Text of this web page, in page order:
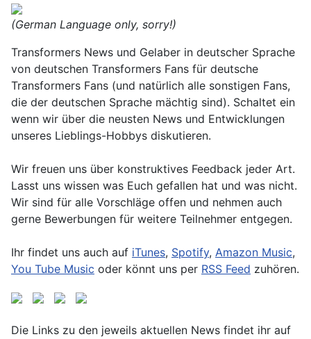
(German Language only, sorry!)
Transformers News und Gelaber in deutscher Sprache
von deutschen Transformers Fans für deutsche
Transformers Fans (und natürlich alle sonstigen Fans,
die der deutschen Sprache mächtig sind). Schaltet ein
wenn wir über die neusten News und Entwicklungen
unseres Lieblings-Hobbys diskutieren.
Wir freuen uns über konstruktives Feedback jeder Art.
Lasst uns wissen was Euch gefallen hat und was nicht.
Wir sind für alle Vorschläge offen und nehmen auch
gerne Bewerbungen für weitere Teilnehmer entgegen.
Ihr findet uns auch auf iTunes, Spotify, Amazon Music,
You Tube Music oder könnt uns per RSS Feed zuhören.
Die Links zu den jeweils aktuellen News findet ihr auf